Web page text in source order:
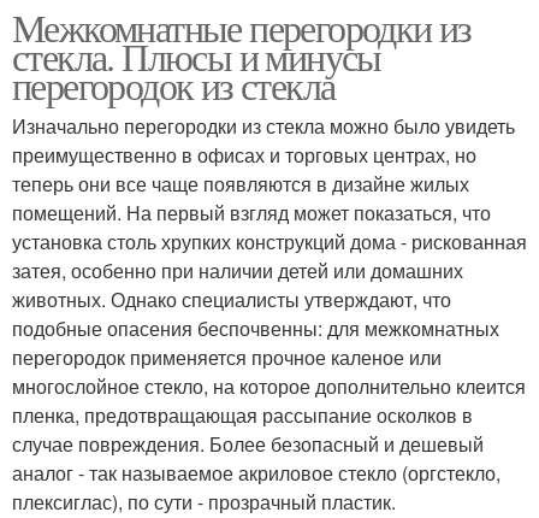
Межкомнатные перегородки из
стекла. Плюсы и минусы
перегородок из стекла
Изначально перегородки из стекла можно было увидеть
преимущественно в офисах и торговых центрах, но
теперь они все чаще появляются в дизайне жилых
помещений. На первый взгляд может показаться, что
установка столь хрупких конструкций дома - рискованная
затея, особенно при наличии детей или домашних
животных. Однако специалисты утверждают, что
подобные опасения беспочвенны: для межкомнатных
перегородок применяется прочное каленое или
многослойное стекло, на которое дополнительно клеится
пленка, предотвращающая рассыпание осколков в
случае повреждения. Более безопасный и дешевый
аналог - так называемое акриловое стекло (оргстекло,
плексиглас), по сути - прозрачный пластик.